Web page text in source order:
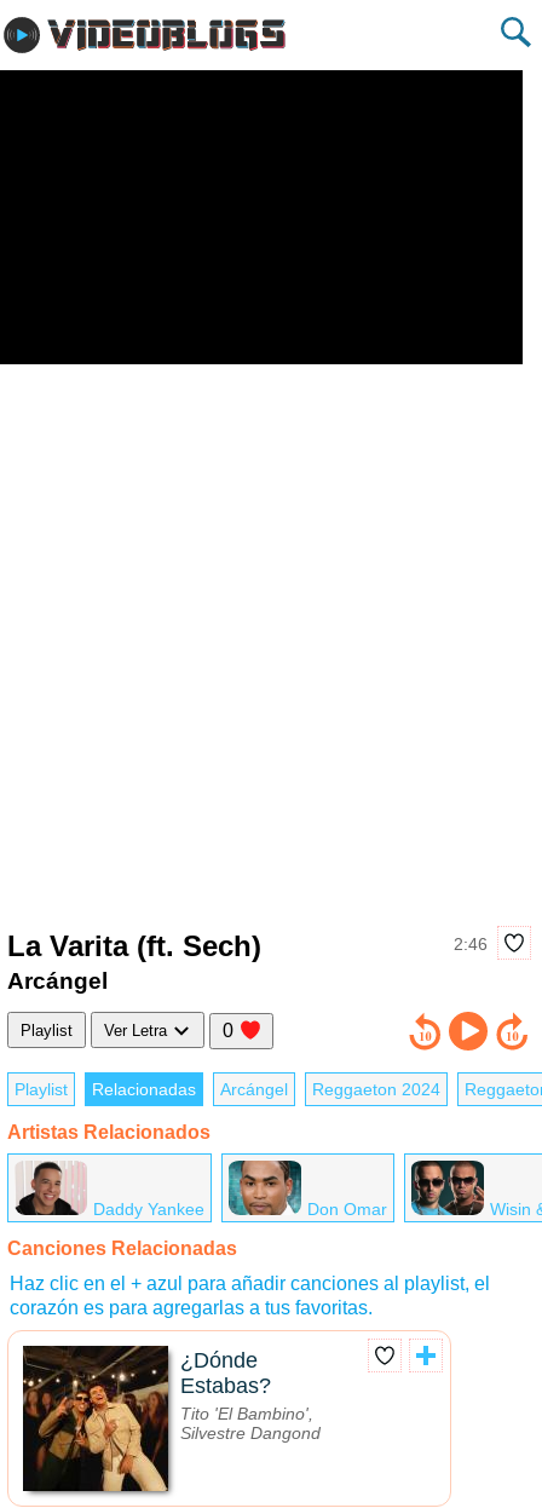
La Varita (ft. Sech) 2:46
Arcángel
Playlist Ver Letra 0
Playlist Relacionadas Arcángel Reggaeton 2024
Artistas Relacionados
Daddy Yankee Don Omar Wisin
Canciones Relacionadas
Haz clic en el + azul para añadir canciones al playlist, el
corazón es para agregarlas a tus favoritas.
¿Dónde
Estabas?
Tito 'El Bambino',
Silvestre Dangond